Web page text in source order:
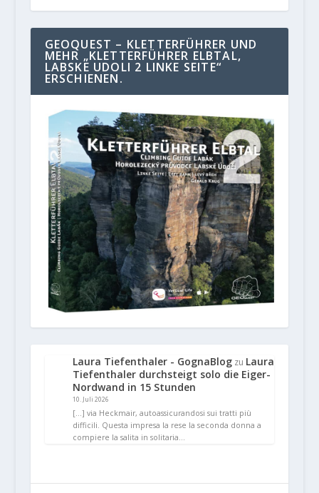
GEOQUEST – KLETTERFÜHRER UND
MEHR „KLETTERFÜHRER ELBTAL,
LABSKE UDOLI 2 LINKE SEITE“
ERSCHIENEN.
Laura Tiefenthaler - GognaBlogzu Laura
Tiefenthaler durchsteigt solo die Eiger-
Nordwand in 15 Stunden
10. Juli 2026
[…] via Heckmair, autoassicurandosi sui tratti più
difficili. Questa impresa la rese la seconda donna a
compiere la salita in solitaria…